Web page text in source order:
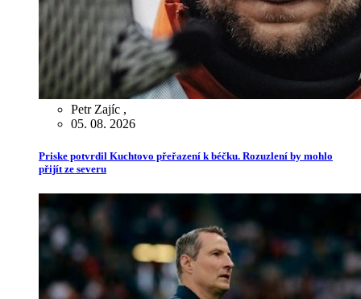
Petr Zajíc ,
05. 08. 2026
Priske potvrdil Kuchtovo přeřazení k béčku. Rozuzlení by mohlo
přijít ze severu